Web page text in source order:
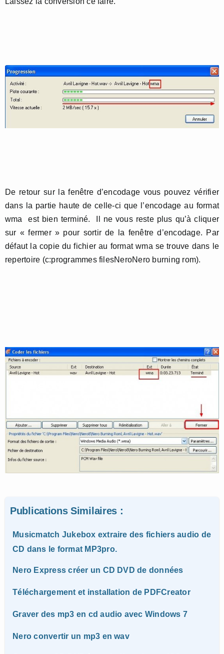
De retour sur la fenêtre d’encodage vous pouvez vérifier
dans la partie haute de celle-ci que l’encodage au format
wma est bien terminé. Il ne vous reste plus qu’à cliquer
sur « fermer » pour sortir de la fenêtre d’encodage. Par
défaut la copie du fichier au format wma se trouve dans le
repertoire (c:programmes filesNeroNero burning rom).
Publications Similaires :
Musicmatch Jukebox extraire des fichiers audio de
CD dans le format MP3pro.
Nero Express créer un CD DVD de données
Téléchargement et installation de PDFCreator
Graver des mp3 en cd audio avec Windows 7
Nero convertir un mp3 en wav